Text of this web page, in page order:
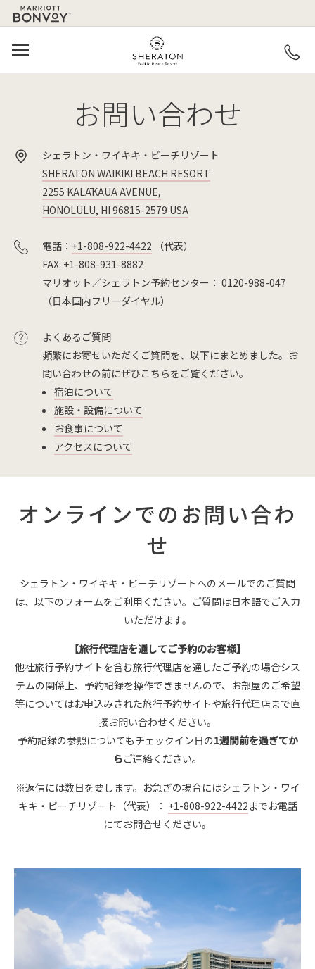
SKIP TO MAIN CONTENT
LOGO
お問い合わせ
シェラトン・ワイキキ・ビーチリゾート
SHERATON WAIKIKI BEACH RESORT
2255 KALĀKAUA AVENUE,
HONOLULU, HI 96815-2579 USA
電話： +1-808-922-4422 （代表）
FAX: +1-808-931-8882
マリオット／シェラトン予約センター： 0120-988-047
（日本国内フリーダイヤル）
よくあるご質問
頻繁にお寄せいただくご質問を、以下にまとめました。お
問い合わせの前にぜひこちらをご覧ください。
宿泊について
施設・設備について
お食事について
アクセスについて
オンラインでのお問い合わ
せ
シェラトン・ワイキキ・ビーチリゾートへのメールでのご質問
は、以下のフォームをご利用ください。ご質問は日本語でご入力
いただけます。
【旅行代理店を通してご予約のお客様】
他社旅行予約サイトを含む旅行代理店を通したご予約の場合シス
テムの関係上、予約記録を操作できませんので、お部屋のご希望
等についてはお申込みされた旅行予約サイトや旅行代理店まで直
接お問い合わせください。
予約記録の参照についてもチェックイン日の1週間前を過ぎてか
らご連絡ください。
※返信には数日を要します。お急ぎの場合にはシェラトン・ワイ
キキ・ビーチリゾート（代表）： +1-808-922-4422までお電話
にてお問合せください。